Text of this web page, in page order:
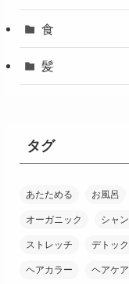
食
髪
タグ
あたためる お風呂
オーガニック シャ
ストレッチ デトッ
ヘアカラー ヘアケア